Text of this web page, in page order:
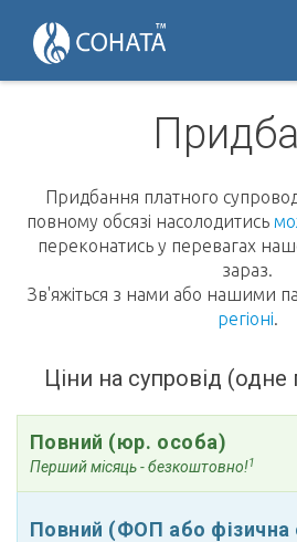
Придбання платного
повному обсязі насолодитись
переконатись у перевагах
зараз.
Зв'яжіться з нами або нашими
регіоні.
Ціни на супровід
Повний (юр. особа)
Перший місяць - безкоштовно!1
Повний (ФОП або фізична